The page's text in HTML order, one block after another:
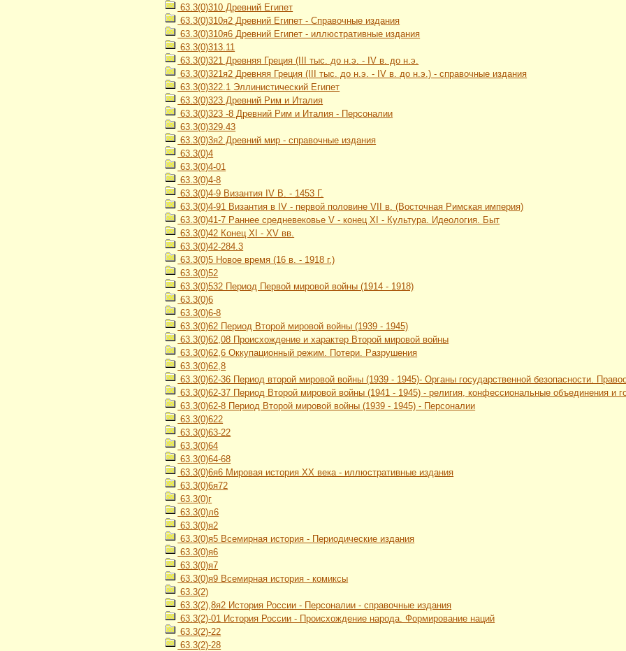
63.3(0)310 Древний Египет
63.3(0)310я2 Древний Египет - Справочные издания
63.3(0)310я6 Древний Египет - иллюстративные издания
63.3(0)313.11
63.3(0)321 Древняя Греция (III тыс. до н.э. - IV в. до н.э.
63.3(0)321я2 Древняя Греция (III тыс. до н.э. - IV в. до н.э.) - справочные издания
63.3(0)322.1 Эллинистический Египет
63.3(0)323 Древний Рим и Италия
63.3(0)323 -8 Древний Рим и Италия - Персоналии
63.3(0)329.43
63.3(0)3я2 Древний мир - справочные издания
63.3(0)4
63.3(0)4-01
63.3(0)4-8
63.3(0)4-9 Византия IV В. - 1453 Г.
63.3(0)4-91 Византия в IV - первой половине VII в. (Восточная Римская империя)
63.3(0)41-7 Раннее средневековье V - конец XI - Культура. Идеология. Быт
63.3(0)42 Конец XI - XV вв.
63.3(0)42-284.3
63.3(0)5 Новое время (16 в. - 1918 г.)
63.3(0)52
63.3(0)532 Период Первой мировой войны (1914 - 1918)
63.3(0)6
63.3(0)6-8
63.3(0)62 Период Второй мировой войны (1939 - 1945)
63.3(0)62,08 Происхождение и характер Второй мировой войны
63.3(0)62,6 Оккупационный режим. Потери. Разрушения
63.3(0)62,8
63.3(0)62-36 Период второй мировой войны (1939 - 1945)- Органы государственной безопасности.
63.3(0)62-37 Период Второй мировой войны (1941 - 1945) - религия, конфессиональные объединения и
63.3(0)62-8 Период Второй мировой войны (1939 - 1945) - Персоналии
63.3(0)622
63.3(0)63-22
63.3(0)64
63.3(0)64-68
63.3(0)6я6 Мировая история ХХ века - иллюстративные издания
63.3(0)6я72
63.3(0)г
63.3(0)л6
63.3(0)я2
63.3(0)я5 Всемирная история - Периодические издания
63.3(0)я6
63.3(0)я7
63.3(0)я9 Всемирная история - комиксы
63.3(2)
63.3(2),8я2 История России - Персоналии - справочные издания
63.3(2)-01 История России - Происхождение народа. Формирование наций
63.3(2)-22
63.3(2)-28